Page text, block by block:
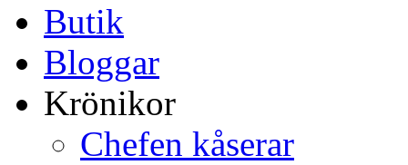
Butik
Bloggar
Krönikor
Chefen kåserar